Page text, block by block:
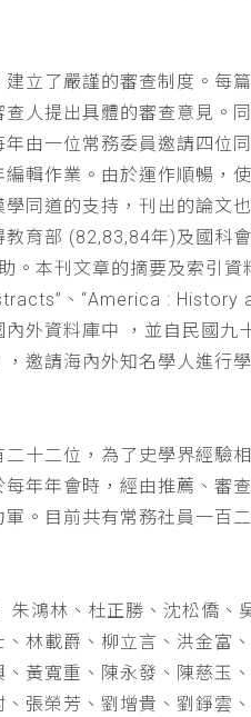
建立了嚴謹的審查制度。每
查人提出具體的審查意見。
年由一位常務委員邀請四位
編輯作業。由於運作順暢，
學同道的支持，刊出的論文
教育部 (82,83,84年)及國科
。本刊文章的摘要及索引資
、“America : History
內外資料庫中 ，並自民國九
，邀請海內外知名學人進行
二十二位，為了史學界經驗
年年會時，經由推薦、審
軍。目前共有常務社員一百
朱鴻林、杜正勝、沈松僑、
、林載爵、柳立言、洪金富
、黃寬重、陳永發、陳慈玉
張榮芳、劉增貴、劉錚雲